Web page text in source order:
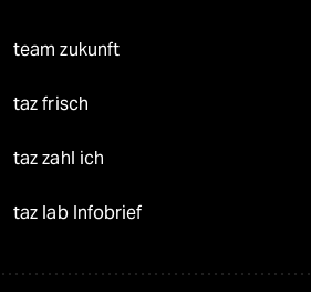
team zukunft
taz frisch
taz zahl ich
taz lab Infobrief